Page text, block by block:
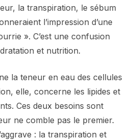
la transpiration, le sébum
l’impression d’une
». C’est une confusion
et nutrition.
la teneur en eau des cellules
elle, concerne les lipides et
Ces deux besoins sont
ne comble pas le premier.
: la transpiration et